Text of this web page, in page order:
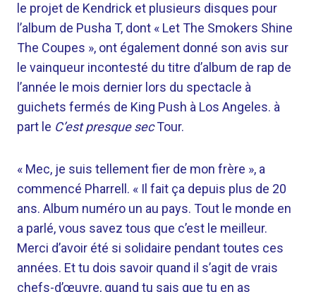
le projet de Kendrick et plusieurs disques pour
l’album de Pusha T, dont « Let The Smokers Shine
The Coupes », ont également donné son avis sur
le vainqueur incontesté du titre d’album de rap de
l’année le mois dernier lors du spectacle à
guichets fermés de King Push à Los Angeles. à
part le C’est presque secTour.
« Mec, je suis tellement fier de mon frère », a
commencé Pharrell. « Il fait ça depuis plus de 20
ans. Album numéro un au pays. Tout le monde en
a parlé, vous savez tous que c’est le meilleur.
Merci d’avoir été si solidaire pendant toutes ces
années. Et tu dois savoir quand il s’agit de vrais
chefs-d’œuvre, quand tu sais que tu en as